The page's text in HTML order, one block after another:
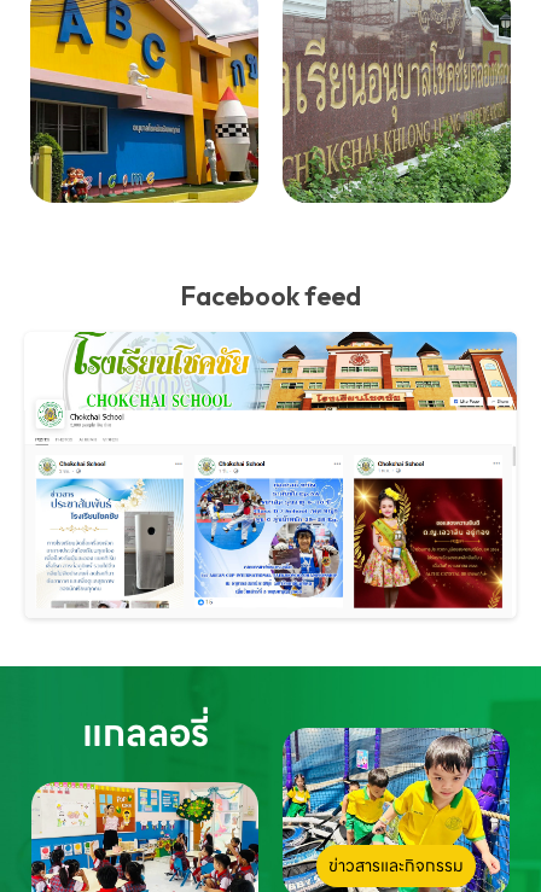
Facebook feed
แกลลอรี่
ข่าวสารและกิจกรรม